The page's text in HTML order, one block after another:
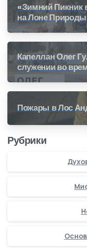
«Зимний Пикник
на Лоне
Капеллан Олег
служении во
Пожары в Лос
Рубрики